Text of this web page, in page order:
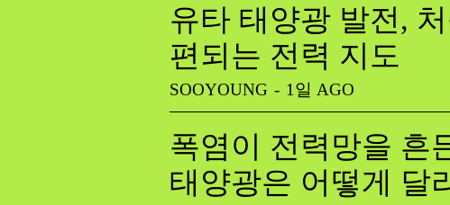
유타 태양광 발전,
편되는 전력 지도
SOOYOUNG - 1일 AGO
폭염이 전력망을 흔
태양광은 어떻게 달